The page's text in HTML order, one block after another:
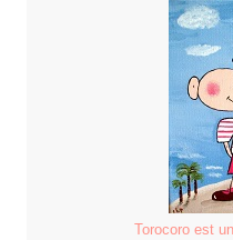
Torocoro est